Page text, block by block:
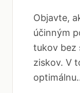
Objavte,
účinným
tukov bez
ziskov. V